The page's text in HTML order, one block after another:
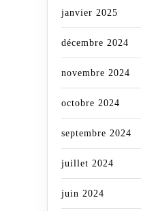
janvier 2025
décembre 2024
novembre 2024
octobre 2024
septembre 2024
juillet 2024
juin 2024